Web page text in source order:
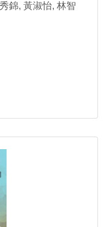
錦, 黃淑怡, 林智